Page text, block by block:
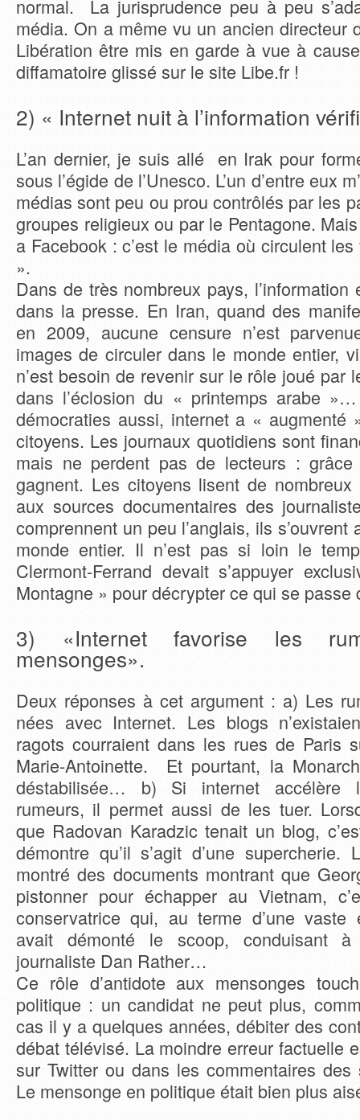
normal. La jurisprudence peu à peu
média. On a même vu un ancien directeur
Libération être mis en garde à vue à
diffamatoire glissé sur le site Libe.fr !
2) « Internet nuit à l’information
L’an dernier, je suis allé en Irak pour
sous l’égide de l’Unesco. L’un d’entre eux
médias sont peu ou prou contrôlés par les
groupes religieux ou par le Pentagone.
a Facebook : c’est le média où circulent
».
Dans de très nombreux pays,
dans la presse. En Iran, quand des
en 2009, aucune censure n’est
images de circuler dans le monde entier,
n’est besoin de revenir sur le rôle joué par
dans l’éclosion du « printemps arabe
démocraties aussi, internet a « augmenté
citoyens. Les journaux quotidiens sont
mais ne perdent pas de lecteurs :
gagnent. Les citoyens lisent de
aux sources documentaires des
comprennent un peu l’anglais, ils s’ouvrent
monde entier. Il n’est pas si loin le
Clermont-Ferrand devait s’appuyer
Montagne » pour décrypter ce qui se passe
3) «Internet favorise les
mensonges».
Deux réponses à cet argument : a) Les
nées avec Internet. Les blogs
ragots courraient dans les rues de Paris
Marie-Antoinette. Et pourtant, la
déstabilisée… b) Si internet accélère
rumeurs, il permet aussi de les tuer.
que Radovan Karadzic tenait un blog,
démontre qu’il s’agit d’une supercherie.
montré des documents montrant que
pistonner pour échapper au Vietnam,
conservatrice qui, au terme d’une vaste
avait démonté le scoop, conduisant
journaliste Dan Rather…
Ce rôle d’antidote aux mensonges
politique : un candidat ne peut plus,
cas il y a quelques années, débiter des
débat télévisé. La moindre erreur factuelle
sur Twitter ou dans les commentaires des
Le mensonge en politique était bien plus